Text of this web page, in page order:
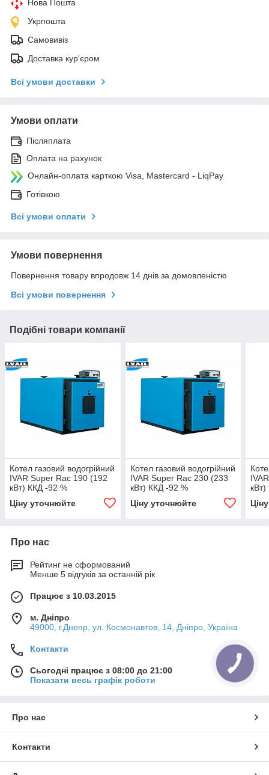
Нова Пошта
Укрпошта
Самовивіз
Доставка кур'єром
Всі умови доставки
Умови оплати
Післяплата
Оплата на рахунок
Онлайн-оплата карткою Visa, Mastercard - LiqPay
Готівкою
Всі умови оплати
Умови повернення
Повернення товару впродовж 14 днів за домовленістю
Всі умови повернення
Подібні товари компанії
Котел газовий водогрійний
IVAR Super Rac 190 (192
кВт) ККД -92 %
Ціну уточнюйте
Котел газовий водогрійний
IVAR Super Rac 230 (233
кВт) ККД -92 %
Ціну уточнюйте
Про нас
Рейтинг не сформований
Менше 5 відгуків за останній рік
Працює з 10.03.2015
м. Дніпро
49000, г.Днепр, ул. Космонавтов, 14, Дніпро, Україна
Контакти
Сьогодні працює з 08:00 до 21:00
Показати весь графік роботи
Про нас
Контакти